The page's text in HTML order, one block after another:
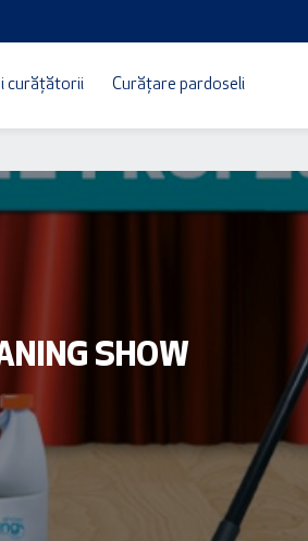
curățătorii Curățare pardoseli
SHOW